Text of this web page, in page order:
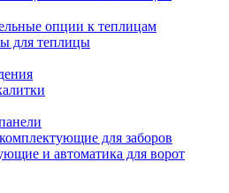
опции к теплицам
для теплицы
для заборов
и автоматика для ворот